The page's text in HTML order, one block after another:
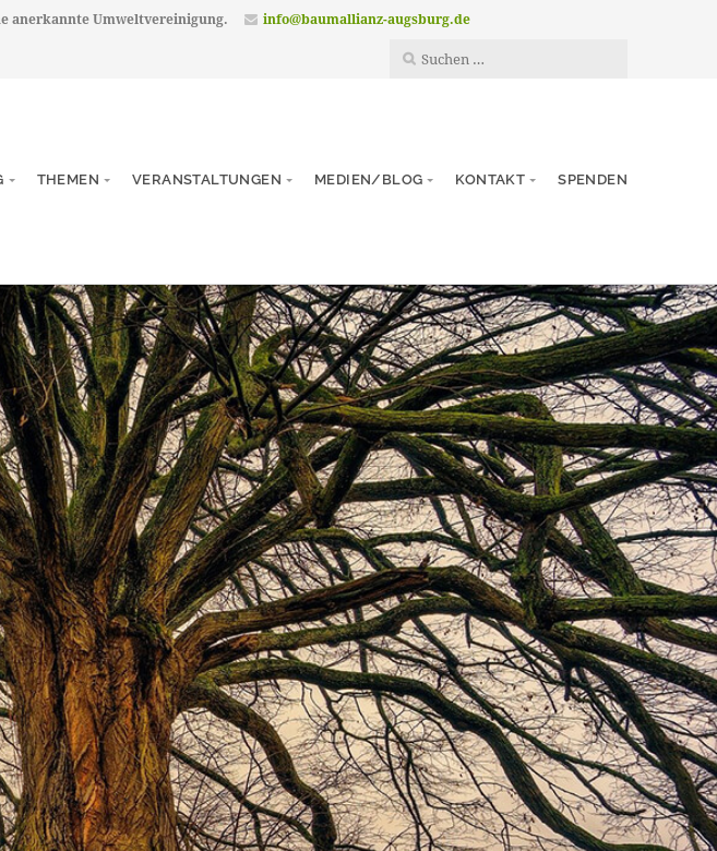
anerkannte Umweltvereinigung. info@baumallianz-augsburg.de
THEMEN VERANSTALTUNGEN MEDIEN/BLOG KONTAKT SPENDEN